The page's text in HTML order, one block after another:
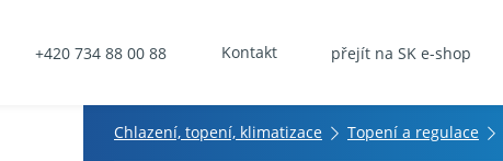
+420 734 88 00 88 Kontakt přejít na SK e-shop
Chlazení, topení, klimatizace Topení a regulace